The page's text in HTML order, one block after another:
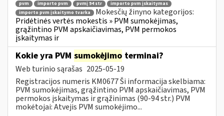
pvm importo pvm pvmį 94 str
importo pvm įskaitymas
importo pvm įskaitymo tvarka
Mokesčių žinyno kategorijos:
Pridėtinės vertės mokestis » PVM sumokėjimas,
grąžintino PVM apskaičiavimas, PVM permokos
įskaitymas ir
Kokie yra PVM sumokėjimo terminai?
Web turinio sąrašas 2025-05-19
Registracijos numeris KM0677 Ši informacija skelbiama:
PVM sumokėjimas, grąžintino PVM apskaičiavimas, PVM
permokos įskaitymas ir grąžinimas (90-94 str.) PVM
mokėtojai: Atvejis PVM sumokėjimo...